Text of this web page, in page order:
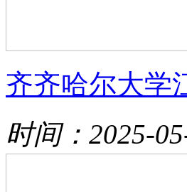
齐齐哈尔大学
时间：2025-